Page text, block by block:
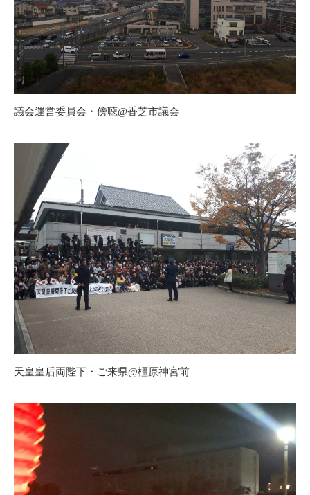
議会運営委員会・傍聴@香芝市議会
天皇皇后両陛下・ご来県@橿原神宮前